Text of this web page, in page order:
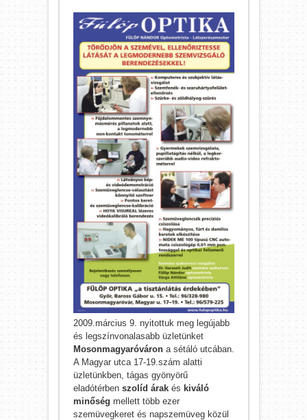
2009.március 9. nyitottuk meg legújabb
és legszínvonalasabb üzletünket
Mosonmagyaróvárona sétáló utcában.
A Magyar utca 17-19.szám alatti
üzletünkben, tágas gyönyörű
eladótérben szolíd árak és kiváló
minőség mellett több ezer
szemüvegkeret és napszemüveg közül